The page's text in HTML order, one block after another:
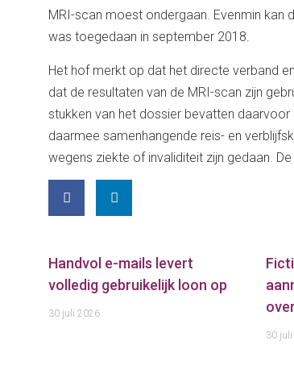
MRI-scan moest ondergaan. Evenmin kan
was toegedaan in september 2018.
Het hof merkt op dat het directe verband
dat de resultaten van de MRI-scan zijn
stukken van het dossier bevatten
daarmee samenhangende reis- en
wegens ziekte of invaliditeit zijn gedaan.
Handvol e-mails levert
volledig gebruikelijk loon op
30 juli 2026
30